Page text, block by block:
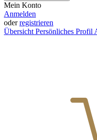
Mein Konto
Anmelden
oderregistrieren
Übersicht Persönliches Profil